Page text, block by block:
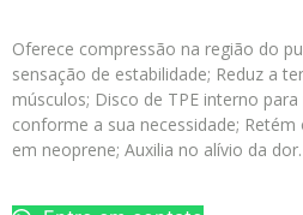
Oferece compressão na região do
sensação de estabilidade; Reduz a
músculos; Disco de TPE interno
conforme a sua necessidade;
em neoprene; Auxilia no alívio da dor.